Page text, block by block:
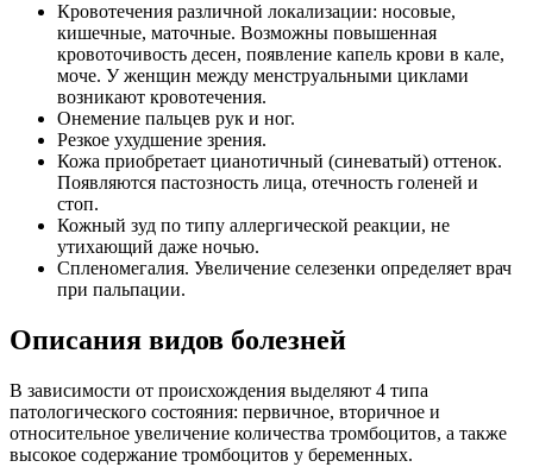
Кровотечения различной локализации: носовые,
кишечные, маточные. Возможны повышенная
кровоточивость десен, появление капель крови в кале,
моче. У женщин между менструальными циклами
возникают кровотечения.
Онемение пальцев рук и ног.
Резкое ухудшение зрения.
Кожа приобретает цианотичный (синеватый) оттенок.
Появляются пастозность лица, отечность голеней и
стоп.
Кожный зуд по типу аллергической реакции, не
утихающий даже ночью.
Спленомегалия. Увеличение селезенки определяет врач
при пальпации.
Описания видов болезней
В зависимости от происхождения выделяют 4 типа
патологического состояния: первичное, вторичное и
относительное увеличение количества тромбоцитов, а также
высокое содержание тромбоцитов у беременных.